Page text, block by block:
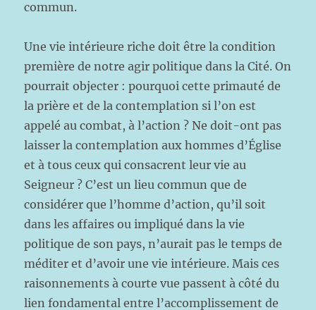
commun.
Une vie intérieure riche doit être la condition
première de notre agir politique dans la Cité. On
pourrait objecter : pourquoi cette primauté de
la prière et de la contemplation si l’on est
appelé au combat, à l’action ? Ne doit-ont pas
laisser la contemplation aux hommes d’Église
et à tous ceux qui consacrent leur vie au
Seigneur ? C’est un lieu commun que de
considérer que l’homme d’action, qu’il soit
dans les affaires ou impliqué dans la vie
politique de son pays, n’aurait pas le temps de
méditer et d’avoir une vie intérieure. Mais ces
raisonnements à courte vue passent à côté du
lien fondamental entre l’accomplissement de